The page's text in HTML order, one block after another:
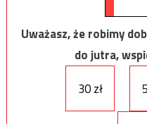
Uważasz, że robimy
do jutra,
30 zł